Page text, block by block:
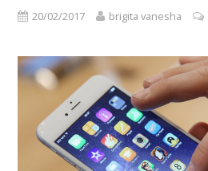
20/02/2017 brigita vanesha